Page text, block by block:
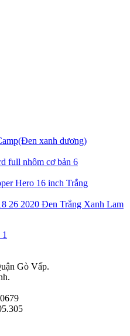
xanh dương)
full nhôm cơ bản 6
Hero 16 inch Trắng
26 2020 Đen Trắng Xanh Lam
Gò Vấp.